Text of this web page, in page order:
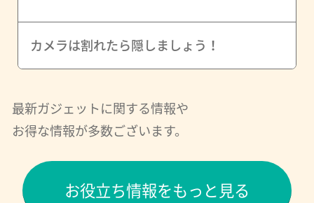
カメラは割れたら隠しましょう！
最新ガジェットに関する情報や
お得な情報が多数ございます。
お役立ち情報をもっと見る